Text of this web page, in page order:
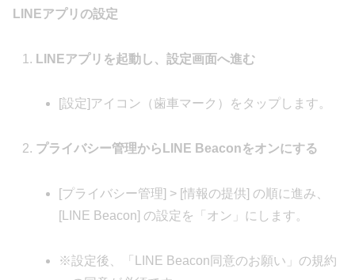
LINEアプリの設定
LINEアプリを起動し、設定画面へ進む
[設定]アイコン（歯車マーク）をタップします。
プライバシー管理からLINE Beaconをオンにする
[プライバシー管理] > [情報の提供] の順に進み、
[LINE Beacon] の設定を「オン」にします。
※設定後、「LINE Beacon同意のお願い」の規約